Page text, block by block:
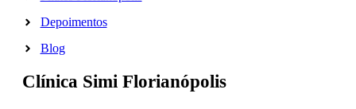
Depoimentos
Blog
Clínica Simi Florianópolis